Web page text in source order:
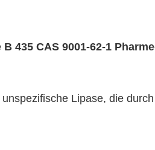
435 CAS 9001-62-1
Lipase, die